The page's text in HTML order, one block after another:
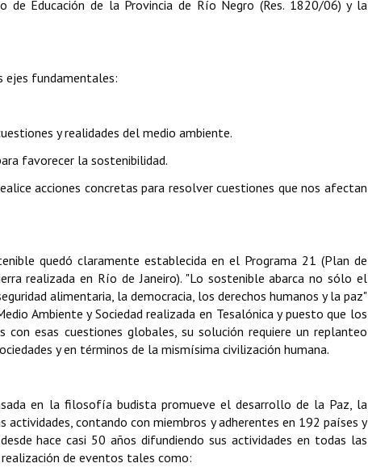
Educación de la Provincia de Río Negro (Res. 1820/06) y la
ejes fundamentales:
y realidades del medio ambiente.
favorecer la sostenibilidad.
acciones concretas para resolver cuestiones que nos afectan
quedó claramente establecida en el Programa 21 (Plan de
realizada en Río de Janeiro). "Lo sostenible abarca no sólo el
alimentaria, la democracia, los derechos humanos y la paz"
Ambiente y Sociedad realizada en Tesalónica y puesto que los
esas cuestiones globales, su solución requiere un replanteo
y en términos de la mismísima civilización humana.
en la filosofía budista promueve el desarrollo de la Paz, la
contando con miembros y adherentes en 192 países y
hace casi 50 años difundiendo sus actividades en todas las
de eventos tales como: